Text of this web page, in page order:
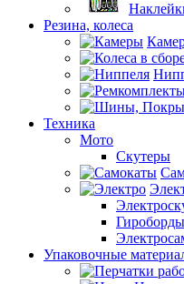
Резина, колеса
Техника
Мото
Скутеры
Гироборды
Упаковочные